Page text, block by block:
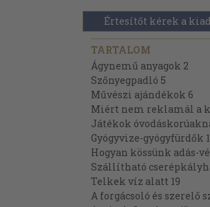
Értesítőt kérek a
TARTALOM
Ágynemű anyagok 2
Szőnyegpadló 5
Művészi ajándékok 6
Miért nem reklamál a
Játékok
Gyógyvize-gyógyfürdők
Hogyan kössünk adás-
Szállítható
Telkek víz alatt 19
A forgácsoló és szerelő